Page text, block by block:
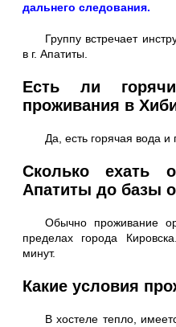
дальнего следования.
Группу встречает
в г. Апатиты.
Есть ли
проживания в
Да, есть горячая вода и
Сколько ехать
Апатиты до базы
Обычно проживание
пределах города
минут.
Какие условия
В хостеле тепло,